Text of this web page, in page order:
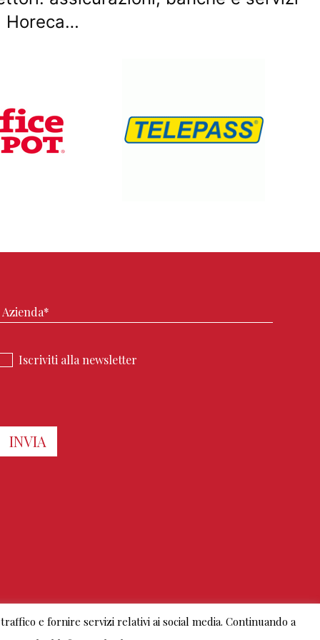
Horeca…
Iscriviti alla newsletter
e fornire servizi relativi ai social media. Continuando a